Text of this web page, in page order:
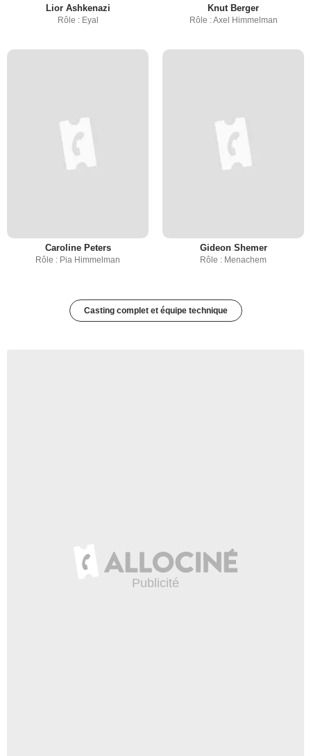
Lior Ashkenazi
Rôle : Eyal
Knut Berger
Rôle : Axel Himmelman
Caroline Peters
Rôle : Pia Himmelman
Gideon Shemer
Rôle : Menachem
Casting complet et équipe technique